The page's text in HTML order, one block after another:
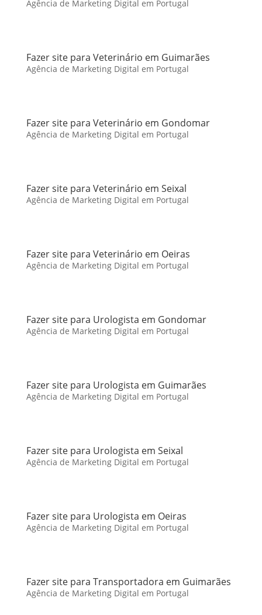
Agência de Marketing Digital em Portugal
Fazer site para Veterinário em Guimarães
Agência de Marketing Digital em Portugal
Fazer site para Veterinário em Gondomar
Agência de Marketing Digital em Portugal
Fazer site para Veterinário em Seixal
Agência de Marketing Digital em Portugal
Fazer site para Veterinário em Oeiras
Agência de Marketing Digital em Portugal
Fazer site para Urologista em Gondomar
Agência de Marketing Digital em Portugal
Fazer site para Urologista em Guimarães
Agência de Marketing Digital em Portugal
Fazer site para Urologista em Seixal
Agência de Marketing Digital em Portugal
Fazer site para Urologista em Oeiras
Agência de Marketing Digital em Portugal
Fazer site para Transportadora em Guimarães
Agência de Marketing Digital em Portugal